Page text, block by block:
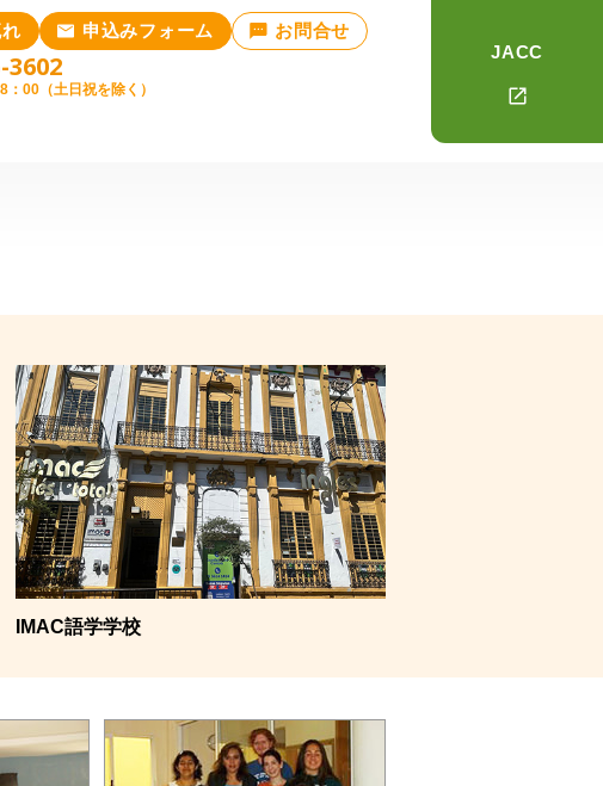
申込みフォーム
お問合せ
3602
00（土日祝を除く）
JACC
IMAC語学学校